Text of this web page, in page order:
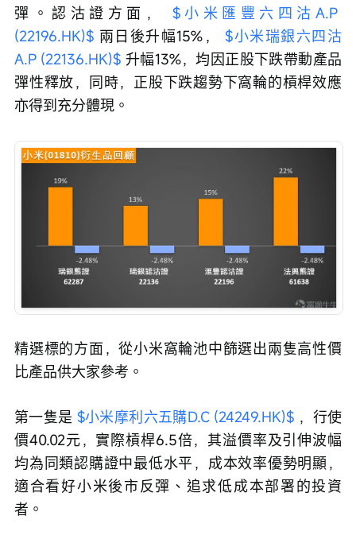
彈。認沽證方面， $小米匯豐六四沽A.P
(22196.HK)$ 兩日後升幅15%， $小米瑞銀六四沽
A.P (22136.HK)$ 升幅13%，均因正股下跌帶動產品
彈性釋放，同時，正股下跌趨勢下窩輪的槓桿效應
亦得到充分體現。
精選標的方面，從小米窩輪池中篩選出兩隻高性價
比產品供大家參考。
第一隻是 $小米摩利六五購D.C (24249.HK)$ ，行使
價40.02元，實際槓桿6.5倍，其溢價率及引伸波幅
均為同類認購證中最低水平，成本效率優勢明顯，
適合看好小米後市反彈、追求低成本部署的投資
者。